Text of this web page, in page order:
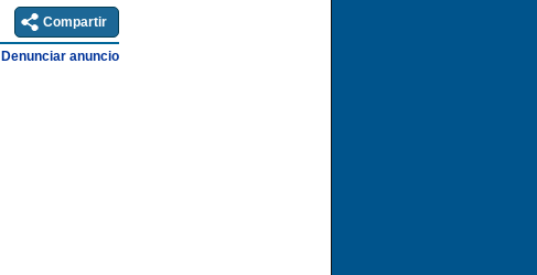
Compartir
Denunciar anuncio